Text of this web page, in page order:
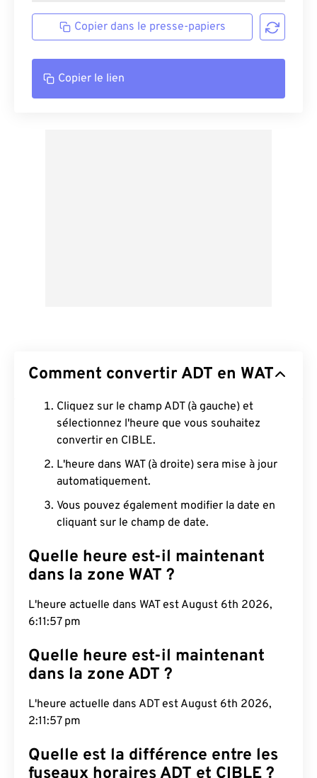
Copier dans le presse-papiers
Copier le lien
Comment convertir ADT en WAT
Cliquez sur le champ ADT (à gauche) et
sélectionnez l'heure que vous souhaitez
convertir en CIBLE.
L'heure dans WAT (à droite) sera mise à jour
automatiquement.
Vous pouvez également modifier la date en
cliquant sur le champ de date.
Quelle heure est-il maintenant
dans la zone WAT ?
L'heure actuelle dans WAT est August 6th 2026,
6:11:58 pm
Quelle heure est-il maintenant
dans la zone ADT ?
L'heure actuelle dans ADT est August 6th 2026,
2:11:58 pm
Quelle est la différence entre les